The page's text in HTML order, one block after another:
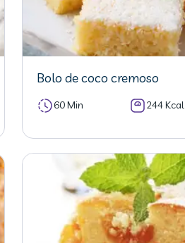
Bolo de coco cremoso
60 Min 244 Kcal